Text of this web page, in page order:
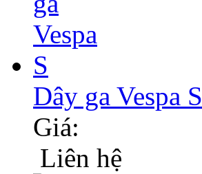
Dây ga Vespa S
Giá:
Liên hệ